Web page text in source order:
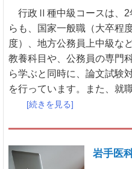
行政Ⅱ種中級コースは、2
らも、国家一般職（大卒程
度）、地方公務員上中級な
教養科目や、公務員の専門
ら学ぶと同時に、論文試験
を行っています。また、就
[続きを見る]
岩手医